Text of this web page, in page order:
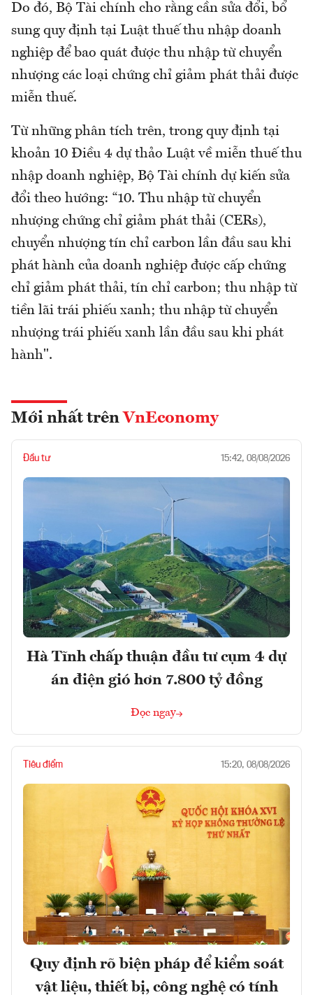
Do đó, Bộ Tài chính cho rằng cần sửa đổi, bổ
sung quy định tại Luật thuế thu nhập doanh
nghiệp để bao quát được thu nhập từ chuyển
nhượng các loại chứng chỉ giảm phát thải được
miễn thuế.
Từ những phân tích trên, trong quy định tại
khoản 10 Điều 4 dự thảo Luật về miễn thuế thu
nhập doanh nghiệp, Bộ Tài chính dự kiến sửa
đổi theo hướng: “10. Thu nhập từ chuyển
nhượng chứng chỉ giảm phát thải (CERs),
chuyển nhượng tín chỉ carbon lần đầu sau khi
phát hành của doanh nghiệp được cấp chứng
chỉ giảm phát thải, tín chỉ carbon; thu nhập từ
tiền lãi trái phiếu xanh; thu nhập từ chuyển
nhượng trái phiếu xanh lần đầu sau khi phát
hành".
Mới nhất trên VnEconomy
Đầu tư 15:42, 08/08/2026
Hà Tĩnh chấp thuận đầu tư cụm 4 dự
án điện gió hơn 7.800 tỷ đồng
Đọc ngay
Tiêu điểm 15:20, 08/08/2026
Quy định rõ biện pháp để kiểm soát
vật liệu, thiết bị, công nghệ có tính